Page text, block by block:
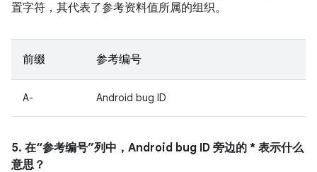
置字符，其代表了参考资料值所属的组织。
前缀 参考编号
A- Android bug ID
5. 在“参考编号”列中，Android bug ID 旁边的 * 表示什么
意思？